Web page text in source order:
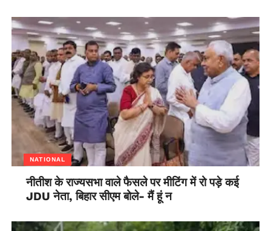
NATIONAL
नीतीश के राज्यसभा वाले फैसले पर मीटिंग में रो पड़े कई
JDU नेता, बिहार सीएम बोले- मैं हूं न